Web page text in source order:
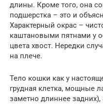
длины. Кроме того, она
подшерстка – это и
Характерный окрас –
каштановыми пятнами у
цвета хвост. Нередки
на плече.
Тело кошки как у
грудная клетка, мощные
заметно длиннее